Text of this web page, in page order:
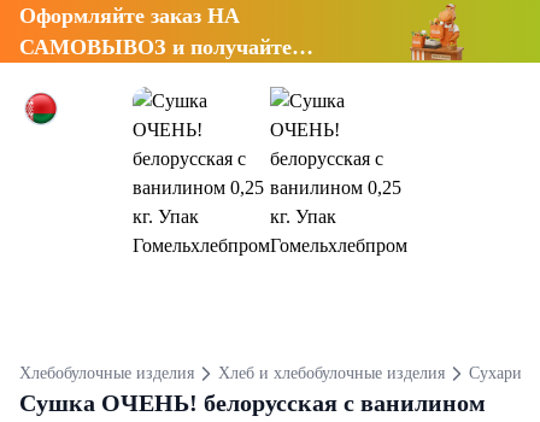
Оформляйте заказ НА
САМОВЫВОЗ и получайте
Хлебобулочные изделия Хлеб и хлебобулочные изделия Сухари,
Сушка ОЧЕНЬ! белорусская с ванилином